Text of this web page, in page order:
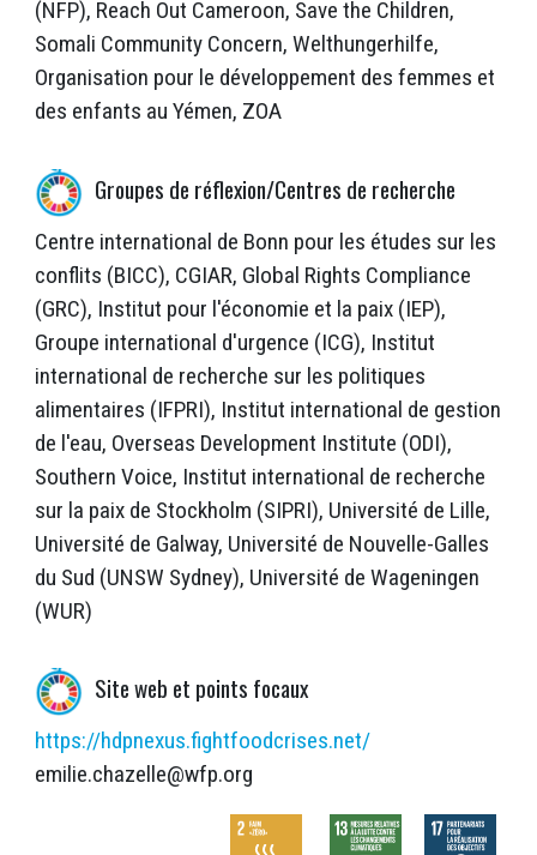
(NFP), Reach Out Cameroon, Save the Children,
Somali Community Concern, Welthungerhilfe,
Organisation pour le développement des femmes et
des enfants au Yémen, ZOA
Groupes de réflexion/Centres de recherche
Centre international de Bonn pour les études sur les
conflits (BICC), CGIAR, Global Rights Compliance
(GRC), Institut pour l'économie et la paix (IEP),
Groupe international d'urgence (ICG), Institut
international de recherche sur les politiques
alimentaires (IFPRI), Institut international de gestion
de l'eau, Overseas Development Institute (ODI),
Southern Voice, Institut international de recherche
sur la paix de Stockholm (SIPRI), Université de Lille,
Université de Galway, Université de Nouvelle-Galles
du Sud (UNSW Sydney), Université de Wageningen
(WUR)
Site web et points focaux
https://hdpnexus.fightfoodcrises.net/
emilie.chazelle@wfp.org